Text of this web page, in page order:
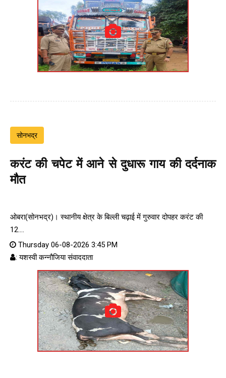
सोनभद्र
करंट की चपेट में आने से दुधारू गाय की दर्दनाक
मौत
ओबरा(सोनभद्र)। स्थानीय क्षेत्र के बिल्ली चढ़ाई में गुरुवार दोपहर करंट की
12....
Thursday 06-08-2026 3:45 PM
: यशस्वी कन्नौजिया संवाददाता